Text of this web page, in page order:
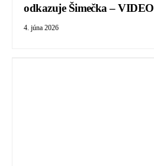
odkazuje Šimečka – VIDEO
4. júna 2026